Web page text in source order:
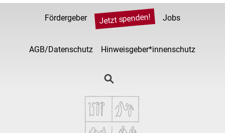
Fördergeber Jetzt spenden! Jobs
AGB/Datenschutz Hinweisgeber*innenschutz